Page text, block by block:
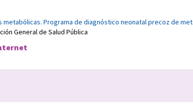
metabólicas. Programa de diagnóstico neonatal precoz de
General de Salud Pública